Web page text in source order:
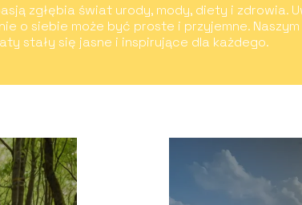
zgłębia świat urody, mody, diety i zdrowia.
o siebie może być proste i przyjemne.
stały się jasne i inspirujące dla każdego.